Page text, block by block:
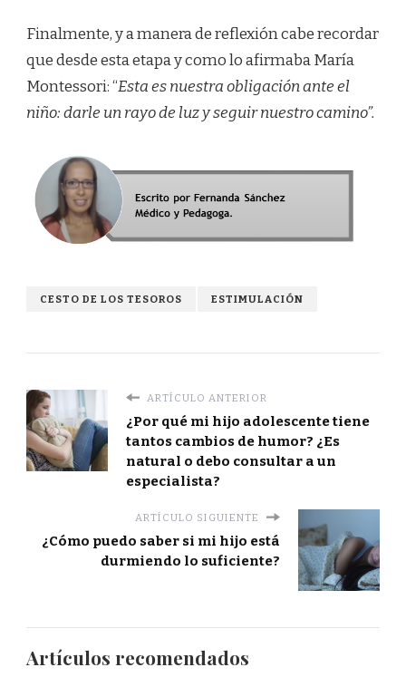
Finalmente, y a manera de reflexión cabe recordar
que desde esta etapa y como lo afirmaba María
Montessori: “Esta es nuestra obligación ante el
niño: darle un rayo de luz y seguir nuestro camino”.
CESTO DE LOS TESOROS ESTIMULACIÓN
ARTÍCULO ANTERIOR
¿Por qué mi hijo adolescente tiene
tantos cambios de humor? ¿Es
natural o debo consultar a un
especialista?
ARTÍCULO SIGUIENTE
¿Cómo puedo saber si mi hijo está
durmiendo lo suficiente?
Artículos recomendados